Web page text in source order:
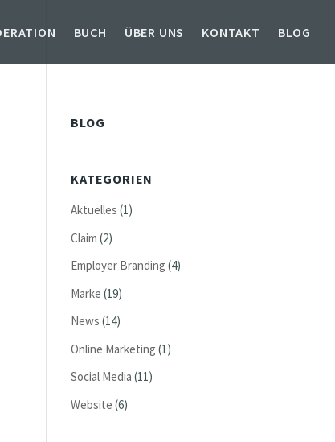
BUCH ÜBER UNS KONTAKT BLOG
BLOG
KATEGORIEN
Aktuelles (1)
Claim (2)
Employer Branding (4)
Marke (19)
News (14)
Online Marketing (1)
Social Media (11)
Website (6)